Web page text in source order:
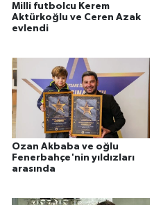
Milli futbolcu Kerem
Aktürkoğlu ve Ceren Azak
evlendi
Ozan Akbaba ve oğlu
Fenerbahçe'nin yıldızları
arasında